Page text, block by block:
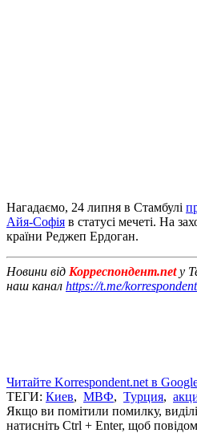
Нагадаємо, 24 липня в Стамбулі
Айя-Софія в статусі мечеті. На
країни Реджеп Ердоган.
Новини від Корреспондент.netу
наш канал https://t.me/
Читайте Korrespondent.net в
ТЕГИ: Киев, МВФ, Турция,
Якщо ви помітили помилку,
натисніть Ctrl + Enter, щоб